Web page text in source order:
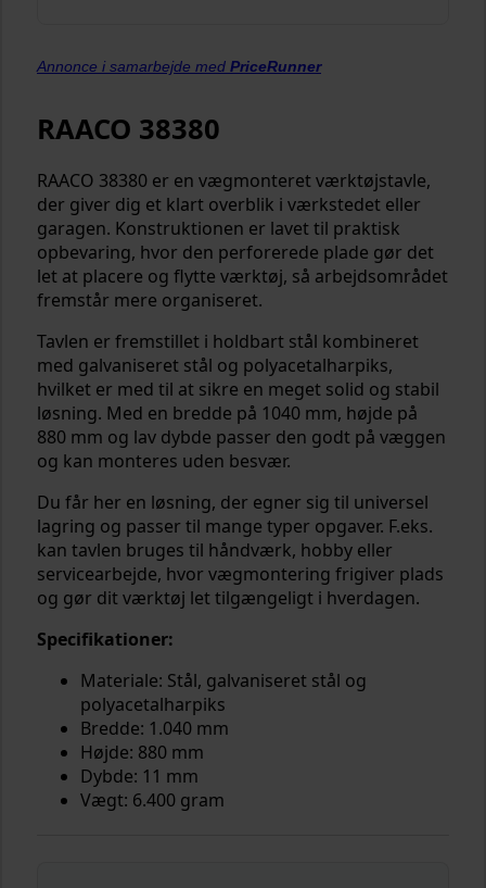
Annonce i samarbejde med PriceRunner
RAACO 38380
RAACO 38380 er en vægmonteret værktøjstavle,
der giver dig et klart overblik i værkstedet eller
garagen. Konstruktionen er lavet til praktisk
opbevaring, hvor den perforerede plade gør det
let at placere og flytte værktøj, så arbejdsområdet
fremstår mere organiseret.
Tavlen er fremstillet i holdbart stål kombineret
med galvaniseret stål og polyacetalharpiks,
hvilket er med til at sikre en meget solid og stabil
løsning. Med en bredde på 1040 mm, højde på
880 mm og lav dybde passer den godt på væggen
og kan monteres uden besvær.
Du får her en løsning, der egner sig til universel
lagring og passer til mange typer opgaver. F.eks.
kan tavlen bruges til håndværk, hobby eller
servicearbejde, hvor vægmontering frigiver plads
og gør dit værktøj let tilgængeligt i hverdagen.
Specifikationer:
Materiale: Stål, galvaniseret stål og
polyacetalharpiks
Bredde: 1.040 mm
Højde: 880 mm
Dybde: 11 mm
Vægt: 6.400 gram